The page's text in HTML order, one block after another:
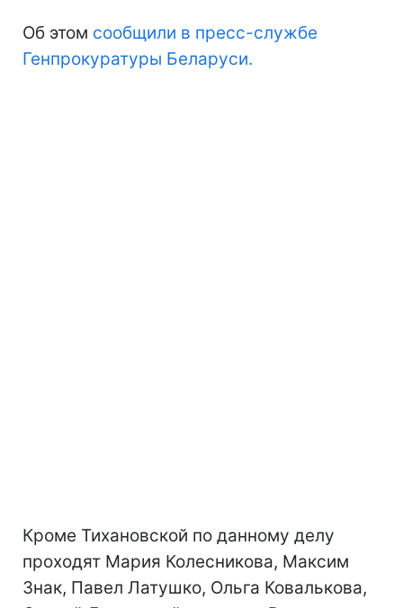
Об этом сообщили в пресс-службе
Генпрокуратуры Беларуси.
Кроме Тихановской по данному делу
проходят Мария Колесникова, Максим
Знак, Павел Латушко, Ольга Ковалькова,